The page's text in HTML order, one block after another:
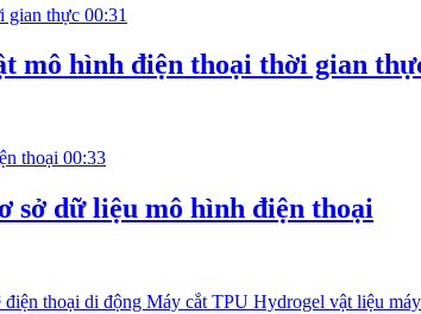
00:31
mô hình điện thoại thời gian
00:33
sở dữ liệu mô hình điện thoại